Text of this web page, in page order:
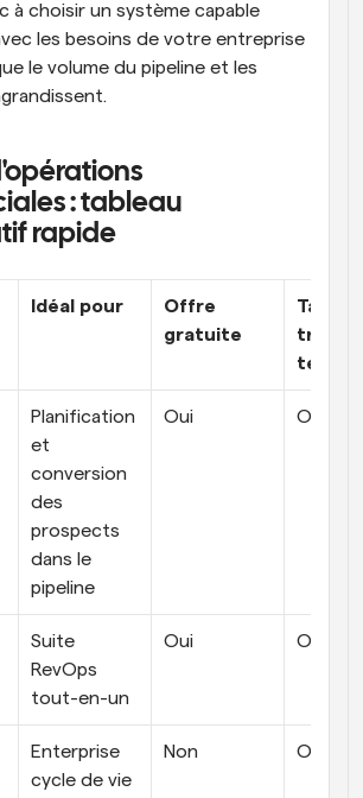
à choisir un système capable
les besoins de votre entreprise
le volume du pipeline et les
: tableau
rapide
Idéal pour
Offre
gratuite
te
Planification
et
conversion
des
prospects
dans le
pipeline
Oui Oui
Suite
RevOps
tout-en-un
Oui Oui
Enterprise
cycle de vie
Non Oui